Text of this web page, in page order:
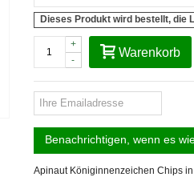
Dieses Produkt wird bestellt, die
-
+
Warenkorb
Benachrichtigen, wenn es
Apinaut Königinnenzeichen Chips